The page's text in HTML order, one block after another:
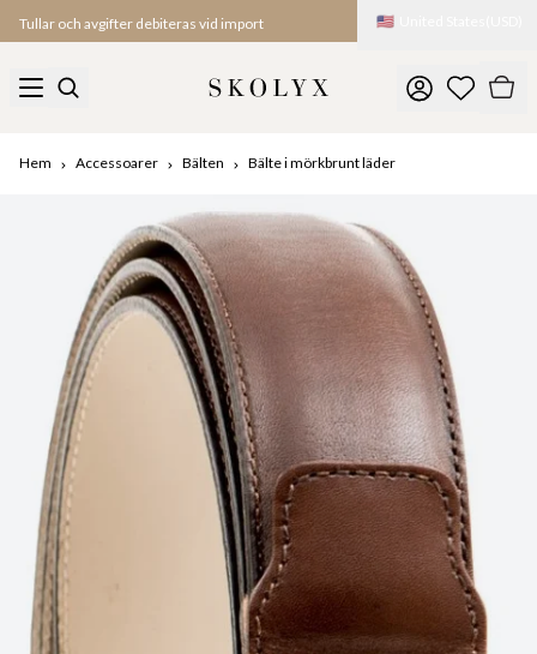
Tullar och avgifter debiteras vid import 🇺🇸
Hem Accessoarer Bälten Bälte i mörkbrunt läder